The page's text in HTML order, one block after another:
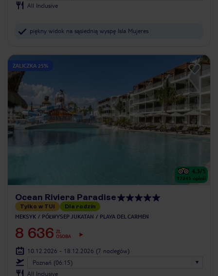
All Inclusive
piękny widok na sąsiednią wyspę Isla Mujeres
ZALICZKA 25%
4.3/5
17245 opinii
Ocean Riviera Paradise
Tylko w TUI Dla rodzin
MEKSYK PÓŁWYSEP JUKATAN PLAYA DEL CARMEN
8 636 ZŁ
OSOBA
10.12.2026 - 18.12.2026 (7 noclegów)
Poznań (06:15)
All Inclusive